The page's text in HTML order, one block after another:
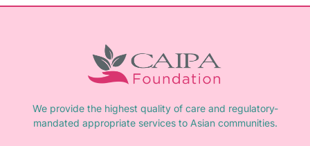
We provide the highest quality of care and regulatory-
mandated appropriate services to Asian communities.